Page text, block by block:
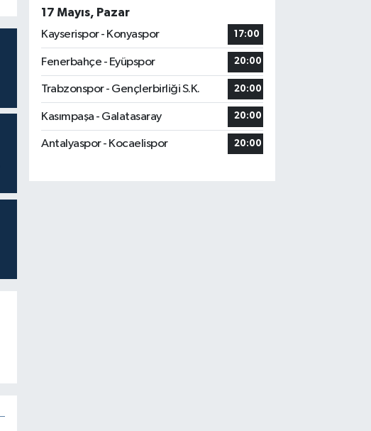
17 Mayıs, Pazar
Kayserispor - Konyaspor
17:00
Fenerbahçe - Eyüpspor 20:00
Trabzonspor - Gençlerbirliği S.K. 20:00
Kasımpaşa - Galatasaray 20:00
Antalyaspor - Kocaelispor 20:00